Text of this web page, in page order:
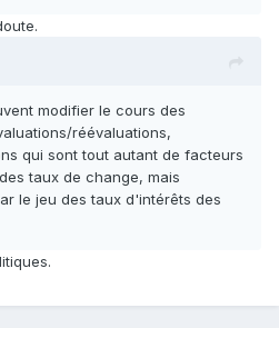
modifier le cours des
réévaluations,
qui sont tout autant de facteurs
taux de change, mais
le jeu des taux d'intérêts des